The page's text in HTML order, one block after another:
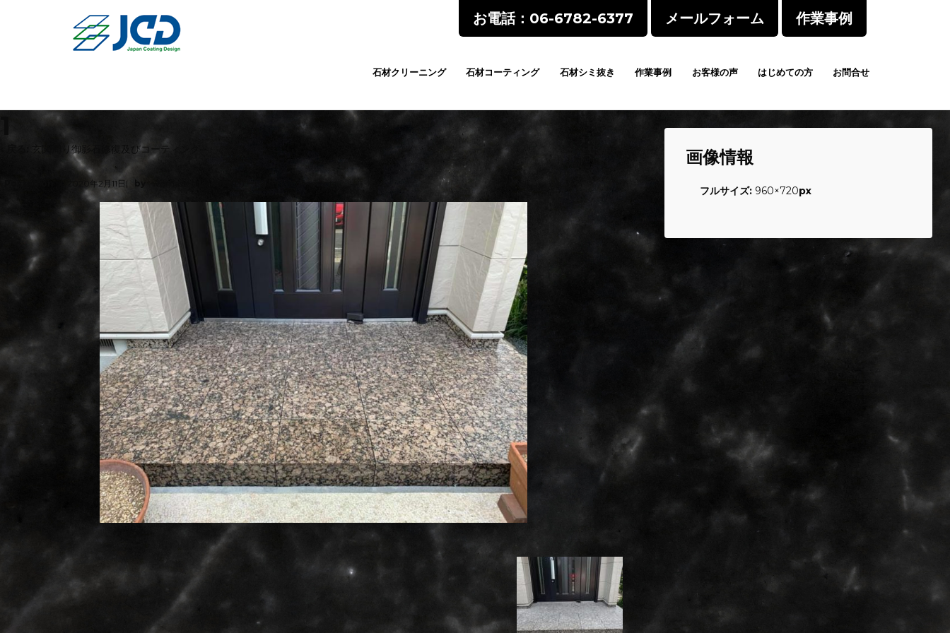
お電話：06-6782-6377 メールフォーム 作業事例
石材クリーニング 石材コーティング 石材シミ抜き 作業事例 お客様の声 はじめての方 お問合せ
玄関周り御影石修復及びコーティング
2020年2月11日 by
画像情報
フルサイズ: 960×720px